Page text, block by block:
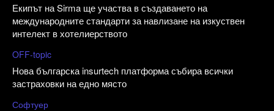
Екипът на Sirma ще участва в създаването на
международните стандарти за навлизане на изкуствен
интелект в хотелиерството
OFF-topic
Нова българска insurtech платформа събира всички
застраховки на едно място
Софтуер